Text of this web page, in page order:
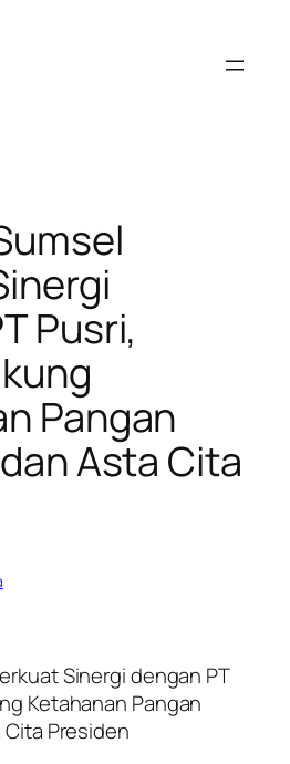
Pusri,
Pangan
Asta Cita
Sinergi dengan PT
Ketahanan Pangan
Presiden